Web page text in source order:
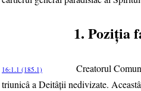
1. Poziţia
16:1.1 (185.1)
Creatorul
triunicâ a Deitâţii nedivizate.